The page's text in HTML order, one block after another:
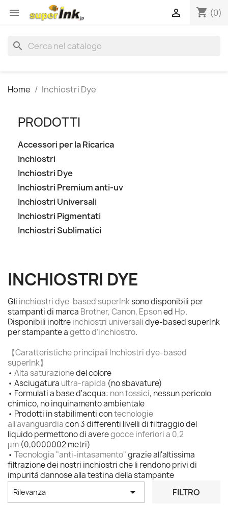
 shopping_cart (0)

search
Home Inchiostri Dye
PRODOTTI
Accessori per la Ricarica
Inchiostri
Inchiostri Dye
Inchiostri Premium anti-uv
Inchiostri Universali
Inchiostri Pigmentati
Inchiostri Sublimatici
INCHIOSTRI DYE
Gli inchiostri dye-based superInksono disponibili per
stampanti di marca Brother, Canon, Epsoned Hp.
Disponibili inoltreinchiostri universalidye-based superInk
per stampante agetto d’inchiostro.
【Caratteristiche principali Inchiostri dye-based
superInk】
• Alta saturazionedel colore
• Asciugatura ultra-rapida (no sbavature)
• Formulati a base d'acqua: non tossici, nessun pericolo
chimico, no inquinamento ambientale
• Prodotti in stabilimenti contecnologie
all'avanguardiacon 3 differenti livelli di filtraggio del
liquido permettono di averegocce inferiori a 0,2
µm (0,0000002 metri)
• Tecnologia "anti-intasamento"grazie all'altissima
filtrazione dei nostri inchiostri che li rendono privi di
impurità dannose alla testina della stampante
Rilevanza  FILTRO